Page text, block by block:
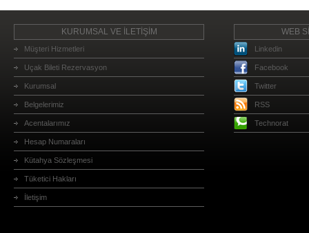
KURUMSAL VE İLETİŞİM
Müşteri Hizmetleri
Uçak Bileti Rezervasyon
Kurumsal
Belgelerimiz
Acentalarımız
Hesap Numaraları
Kütahya Sözleşmesi
Tüketici Hakları
İletişim
WEB
Linkedin
Facebook
Twitter
RSS
Technorat